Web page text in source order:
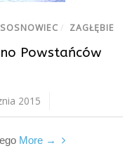
SOSNOWIEC / ZAGŁĘBIE
Powstańców
2015
More →